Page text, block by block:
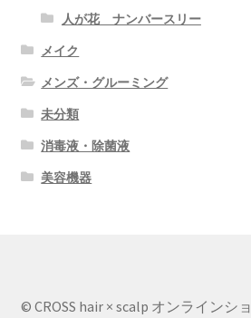
人が花 ナンバースリー
メイク
メンズ・グルーミング
未分類
消毒液・除菌液
美容機器
© CROSS hair × scalp オンラインシ